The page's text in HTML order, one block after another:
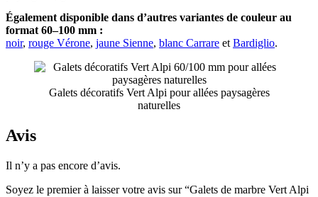
Également disponible dans d’autres variantes de couleur au
format 60–100 mm :
noir, rouge Vérone, jaune Sienne, blanc Carrare et Bardiglio.
Galets décoratifs Vert Alpi pour allées paysagères
naturelles
Avis
Il n’y a pas encore d’avis.
Soyez le premier à laisser votre avis sur “Galets de marbre Vert Alpi